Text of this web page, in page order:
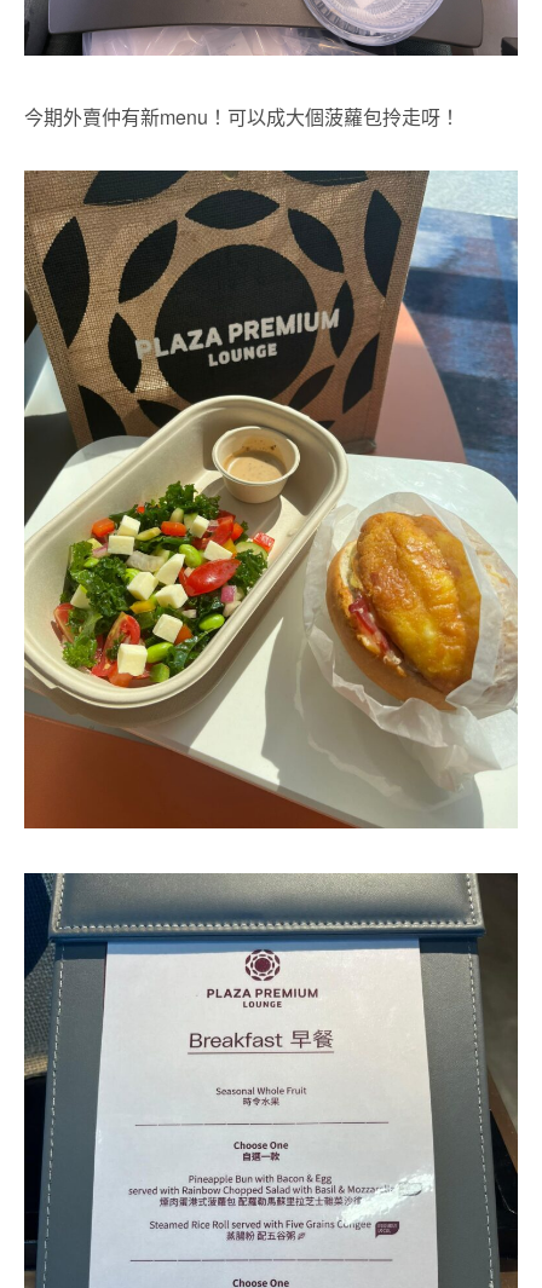
今期外賣仲有新menu！可以成大個菠蘿包拎走呀！